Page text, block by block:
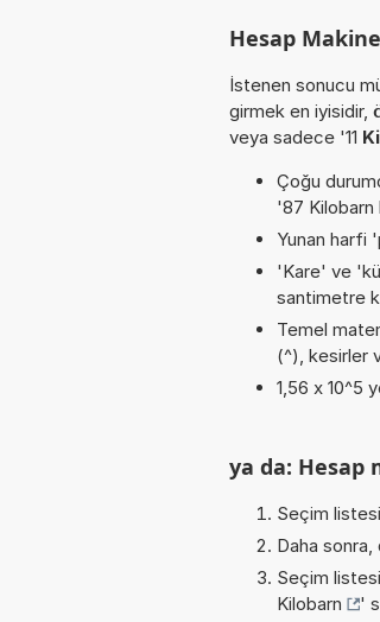
Hesap
İstenen sonucu
girmek en iyisidir,
veya sadece '11
Çoğu
'87
Yunan harfi
'Kare' ve
santimetre
Temel
(^), kesirler
1,56 x 10^5
ya da: Hesap
Seçim
Daha
Seçim
Kilobarn
'